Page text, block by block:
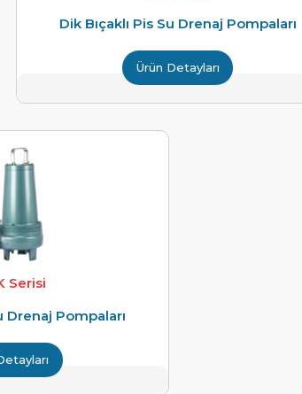
Dik Bıçaklı Pis Su Drenaj Pompaları
Ürün Detayları
Serisi
Drenaj Pompaları